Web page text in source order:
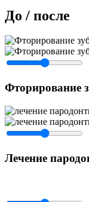
До / после
Фторирование
Лечение